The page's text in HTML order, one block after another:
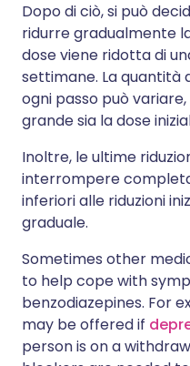
Dopo di ciò, si può
ridurre gradualmente
dose viene ridotta di
settimane. La quantità
ogni passo può
grande sia la dose
Inoltre, le ultime
interrompere
inferiori alle riduzioni
graduale.
Sometimes other
to help cope with
benzodiazepines. For
may be offered if
person is on a